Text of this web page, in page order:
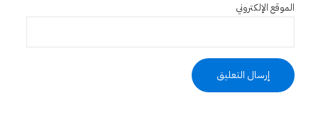
الموقع الإلكتروني